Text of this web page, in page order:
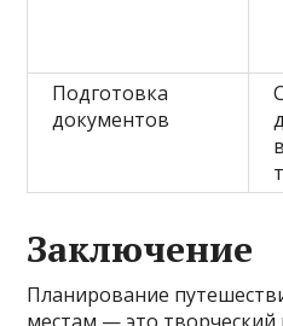
Подготовка
документов
Заключение
Планирование